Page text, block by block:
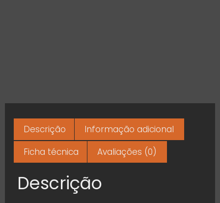
Descrição
Informação adicional
Ficha técnica
Avaliações (0)
Descrição